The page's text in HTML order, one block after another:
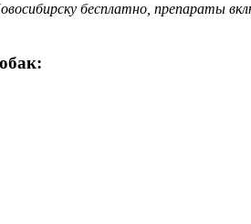
бесплатно, препараты